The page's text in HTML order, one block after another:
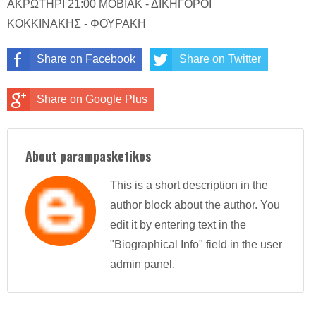
ΑΚΡΩΤΗΡΙ 21:00 ΜΟΒΙΑΚ - ΔΙΚΗΓΟΡΟΙ
ΚΟΚΚΙΝΑΚΗΣ - ΦΟΥΡΑΚΗ
Share on Facebook Share on Twitter
Share on Google Plus
About parampasketikos
This is a short description in the
author block about the author. You
edit it by entering text in the
"Biographical Info" field in the user
admin panel.